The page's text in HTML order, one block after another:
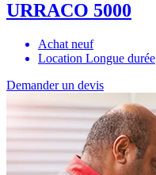
URRACO 5000
Achat neuf
Location Longue durée
Demander un devis